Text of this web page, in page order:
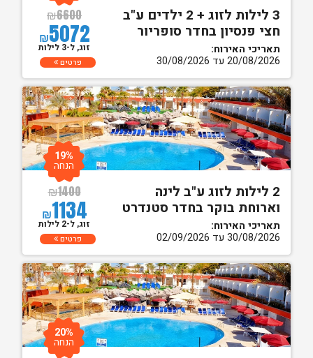
3 לילות לזוג + 2 ילדים ע"ב
חצי פנסיון בחדר סופריור
תאריכי האירוח:
20/08/2026 עד 30/08/2026
₪6600
₪5072
זוג, ל-3 לילות
פרטים
2 לילות לזוג ע"ב לינה
וארוחת בוקר בחדר סטנדרט
תאריכי האירוח:
30/08/2026 עד 02/09/2026
₪1400
₪1134
19%
הנחה
זוג, ל-2 לילות
פרטים
20%
הנחה